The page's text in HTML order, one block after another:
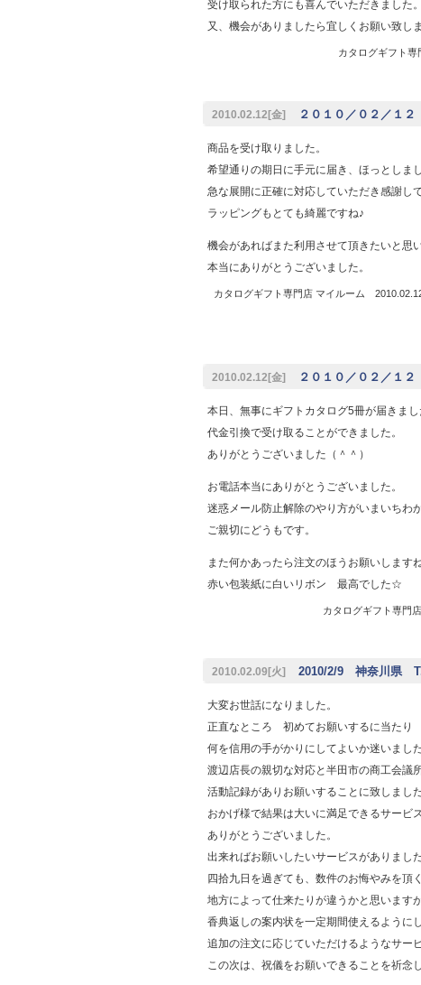
受け取られた方にも喜んでいただきました。
又、機会がありましたら宜しくお願い致しま
カタログギフト
2010.02.12[金] ２０１０／０２／１
商品を受け取りました。
希望通りの期日に手元に届き、ほっとしまし
急な展開に正確に対応していただき感謝し
ラッピングもとても綺麗ですね♪
機会があればまた利用させて頂きたいと思い
本当にありがとうございました。
カタログギフト専門店 マイルーム
2010.02.12[金] ２０１０／０２／１
本日、無事にギフトカタログ5冊が届きまし
代金引換で受け取ることができました。
ありがとうございました（＾＾）
お電話本当にありがとうございました。
迷惑メール防止解除のやり方がいまいちわ
ご親切にどうもです。
また何かあったら注文のほうお願いします
赤い包装紙に白いリボン 最高でした☆
カタログギフト専門
2010.02.09[火] 2010/2/9 神奈川県
大変お世話になりました。
正直なところ 初めてお願いするに当たり
何を信用の手がかりにしてよいか迷いまし
渡辺店長の親切な対応と半田市の商工会議
活動記録がありお願いすることに致しまし
おかげ様で結果は大いに満足できるサー
ありがとうございました。
出来ればお願いしたいサービスがありまし
四拾九日を過ぎても、数件のお悔やみを頂
地方によって仕来たりが違うかと思いますが
香典返しの案内状を一定期間使えるようにし
追加の注文に応じていただけるようなサー
この次は、祝儀をお願いできることを祈念